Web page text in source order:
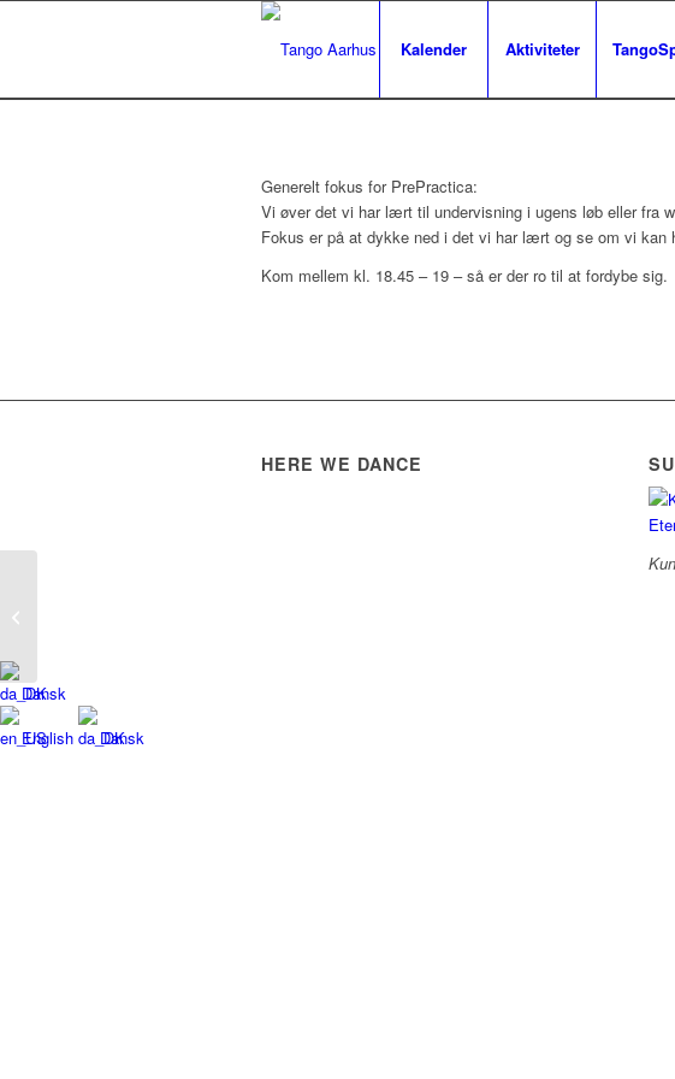
Kalender Aktiviteter
Generelt fokus for PrePractica:
Vi øver det vi har lært til undervisning i ugens løb eller fra
Fokus er på at dykke ned i det vi har lært og se om vi
Kom mellem kl. 18.45 – 19 – så er der ro til at fordybe sig.
HERE WE DANCE
Dansk
English
Dansk